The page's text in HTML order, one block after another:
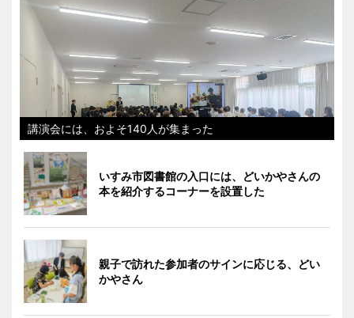
講演会には、およそ140人が集まった
いすみ市図書館の入口には、どいかやさんの
本を紹介するコーナーを設置した
親子で訪れた参加者のサインに応じる、どい
かやさん